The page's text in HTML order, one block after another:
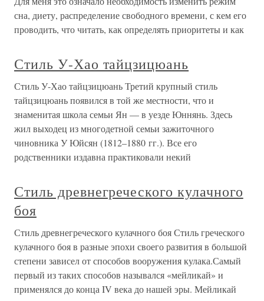
сна, диету, распределение свободного времени, с кем его
проводить, что читать, как определять приоритеты и как
Стиль У-Хао тайцзицюань
Стиль У-Хао тайцзицюань Третий крупный стиль
тайцзицюань появился в той же местности, что и
знаменитая школа семьи Ян — в уезде Юннянь. Здесь
жил выходец из многодетной семьи зажиточного
чиновника У Юйсян (1812–1880 гг.). Все его
родственники издавна практиковали некий
Стиль древнегреческого кулачного
боя
Стиль древнегреческого кулачного боя Стиль греческого
кулачного боя в разные эпохи своего развития в большой
степени зависел от способов вооружения кулака.Самый
первый из таких способов назывался «мейликай» и
применялся до конца IV века до нашей эры. Мейликай